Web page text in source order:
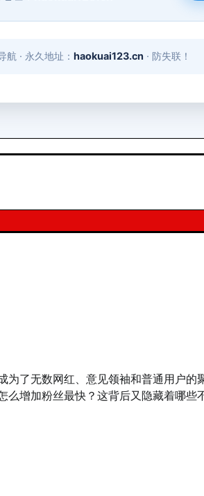
为了无数网红、意见领袖和普通用户的
增加粉丝最快？这背后又隐藏着哪些